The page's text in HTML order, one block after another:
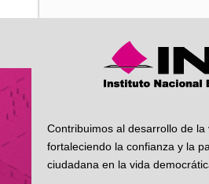
Contribuimos al desarrollo de la
fortaleciendo la confianza y la
ciudadana en la vida